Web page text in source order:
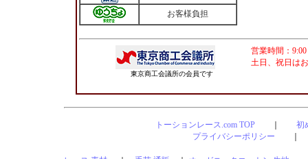
お客様負担
東京商工会議所の会員です
営業時間：
土日、祝日は
トーションレース.com TOP
初
プライバシーポリシー